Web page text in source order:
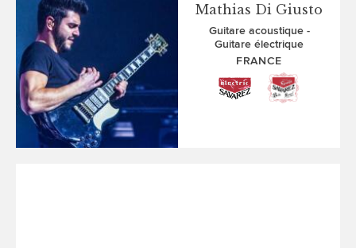
Mathias Di Giusto
Guitare acoustique
Guitare électrique
FRANCE